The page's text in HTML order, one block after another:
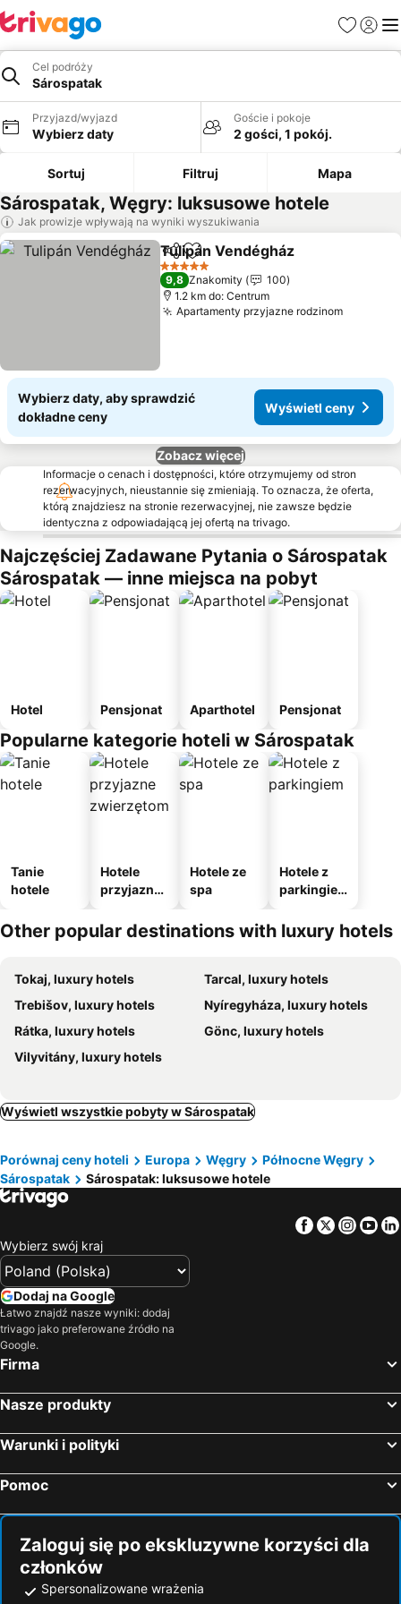
Ulubione
Cel podróży
Sárospatak
Przyjazd/wyjazd
Wybierz daty
Goście i pokoje
2 gości, 1 pokój.
Sortuj Filtruj Mapa
Sárospatak, Węgry: luksusowe hotele
Jak prowizje wpływają na wyniki wyszukiwania
Udostępnij
Dodaj do ulubionych
Tulipán Vendégház
5 Kategoria
9,8 Znakomity
100
1.2 km do: Centrum
Apartamenty przyjazne rodzinom
Wybierz daty, aby sprawdzić
dokładne ceny
Wyświetl ceny
Zobacz więcej
Informacje o cenach i dostępności, które otrzymujemy od stron
rezerwacyjnych, nieustannie się zmieniają. To oznacza, że oferta,
którą znajdziesz na stronie rezerwacyjnej, nie zawsze będzie
identyczna z odpowiadającą jej ofertą na trivago.
Najczęściej Zadawane Pytania o Sárospatak
Sárospatak — inne miejsca na pobyt
Hotel Pensjonat Aparthotel Pensjonat
Popularne kategorie hoteli w Sárospatak
Tanie
hotele
Hotele
przyjazne
m
Hotele ze
spa
Hotele z
parkingie
Other popular destinations with luxury hotels
Tokaj, luxury hotels
Tarcal, luxury hotels
Trebišov, luxury hotels
Nyíregyháza, luxury hotels
Rátka, luxury hotels
Gönc, luxury hotels
Vilyvitány, luxury hotels
Wyświetl wszystkie pobyty w Sárospatak
Porównaj ceny hoteli Europa Węgry
Północne Węgry
Sárospatak
Sárospatak: luksusowe hotele
Facebook
Twitter
Wybierz swój kraj
Dodaj na Google
Łatwo znajdź nasze wyniki: dodaj
trivago jako preferowane źródło na
Google.
Firma
Nasze produkty
Warunki i polityki
Pomoc
Zaloguj się po ekskluzywne korzyści dla
członków
Spersonalizowane wrażenia